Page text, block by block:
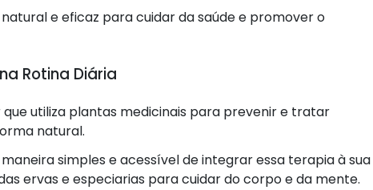
e eficaz para cuidar da saúde e promover o
Rotina Diária
utiliza plantas medicinais para prevenir e tratar
natural.
simples e acessível de integrar essa terapia à sua
ervas e especiarias para cuidar do corpo e da mente.